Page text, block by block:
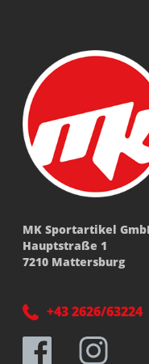
MK Sportartikel
Hauptstraße 1
7210 Mattersburg
+43 2626/63224